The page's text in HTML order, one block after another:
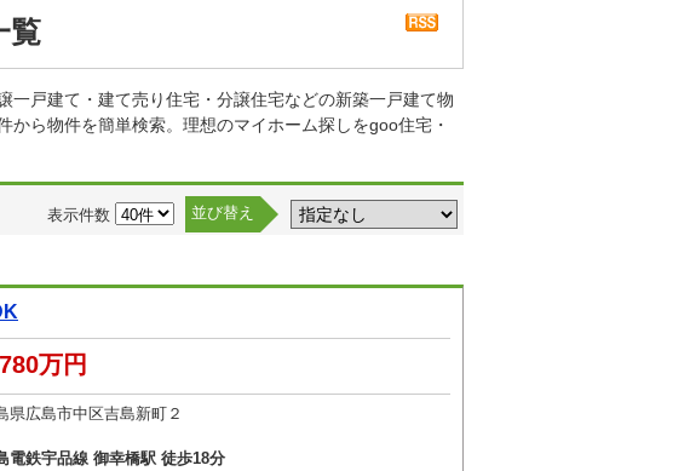
覧
戸建て・建て売り住宅・分譲住宅などの新築一戸建て物
ら物件を簡単検索。理想のマイホーム探しをgoo住宅・
表示件数 並び替え
万円
県広島市中区吉島新町２
電鉄宇品線 御幸橋駅 徒歩18分